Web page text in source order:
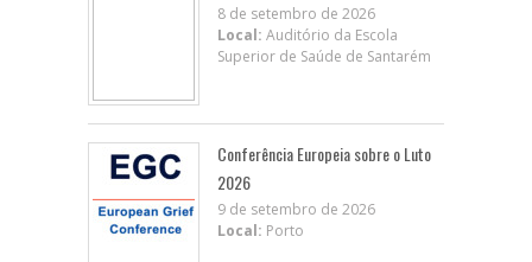
8 de setembro de 2026
Local: Auditório da Escola
Superior de Saúde de Santarém
Conferência Europeia sobre o Luto
2026
9 de setembro de 2026
Local: Porto